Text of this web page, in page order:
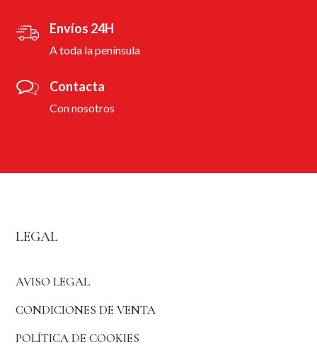
Envíos 24H
A toda la península
Contacta
Con nosotros
LEGAL
AVISO LEGAL
CONDICIONES DE VENTA
POLÍTICA DE COOKIES